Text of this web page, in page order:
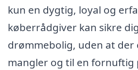
kun en dygtig, loyal og
køberrådgiver kan sikre
drømmebolig, uden at der
mangler og til en fornuftig